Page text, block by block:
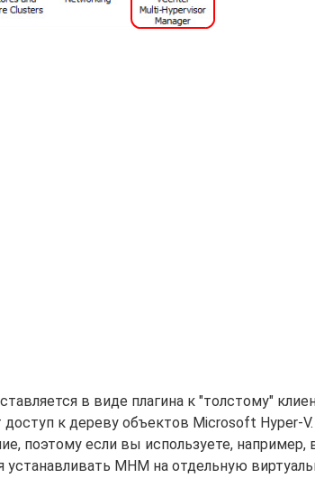
в виде плагина к "толстому"
к дереву объектов Microsoft Hyper-
поэтому если вы используете, например,
устанавливать MHM на отдельную